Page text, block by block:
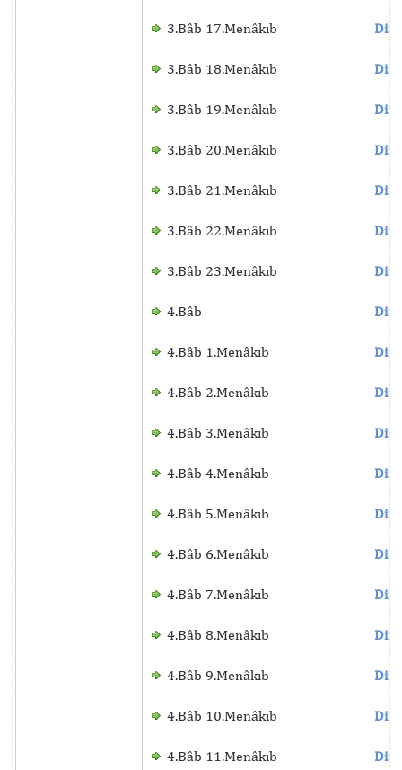
3.Bâb 17.Menâkıb
3.Bâb 18.Menâkıb
3.Bâb 19.Menâkıb
3.Bâb 20.Menâkıb
3.Bâb 21.Menâkıb
3.Bâb 22.Menâkıb
3.Bâb 23.Menâkıb
4.Bâb
4.Bâb 1.Menâkıb
4.Bâb 2.Menâkıb
4.Bâb 3.Menâkıb
4.Bâb 4.Menâkıb
4.Bâb 5.Menâkıb
4.Bâb 6.Menâkıb
4.Bâb 7.Menâkıb
4.Bâb 8.Menâkıb
4.Bâb 9.Menâkıb
4.Bâb 10.Menâkıb
4.Bâb 11.Menâkıb